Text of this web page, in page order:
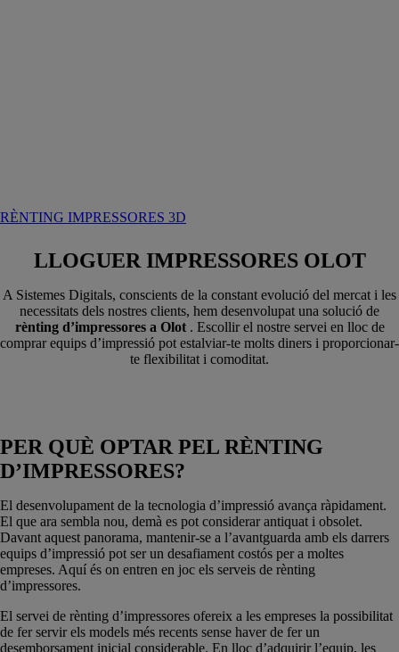
RÈNTING IMPRESSORES 3D
LLOGUER IMPRESSORES OLOT
A Sistemes Digitals, conscients de la constant evolució del mercat i les
necessitats dels nostres clients, hem desenvolupat una solució de
rènting d’impressores a Olot. Escollir el nostre servei en lloc de
comprar equips d’impressió pot estalviar-te molts diners i proporcionar-
te flexibilitat i comoditat.
PER QUÈ OPTAR PEL RÈNTING
D’IMPRESSORES?
El desenvolupament de la tecnologia d’impressió avança ràpidament.
El que ara sembla nou, demà es pot considerar antiquat i obsolet.
Davant aquest panorama, mantenir-se a l’avantguarda amb els darrers
equips d’impressió pot ser un desafiament costós per a moltes
empreses. Aquí és on entren en joc els serveis de rènting
d’impressores.
El servei de rènting d’impressores ofereix a les empreses la possibilitat
de fer servir els models més recents sense haver de fer un
desemborsament inicial considerable. En lloc d’adquirir l’equip, les